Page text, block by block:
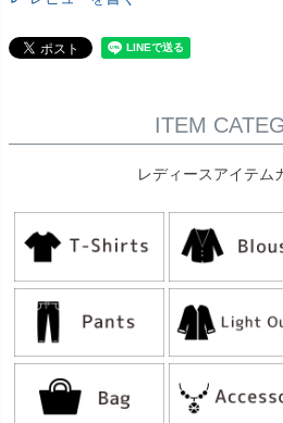
ITEM
レディースアイテム